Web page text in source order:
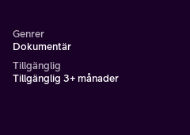
Genrer
Dokumentär
Tillgänglig
Tillgänglig 3+ månader